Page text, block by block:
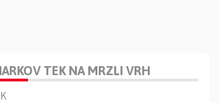
TEK NA MRZLI VRH